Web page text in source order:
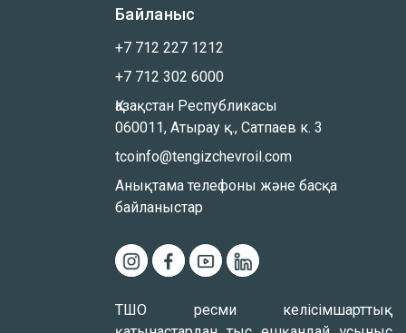
Байланыс
+7 712 227 1212
+7 712 302 6000
Қазақстан Республикасы
060011, Атырау қ., Сатпаев к. 3
tcoinfo@tengizchevroil.com
Анықтама телефоны және басқа
байланыстар
ТШО ресми келісімшарттық